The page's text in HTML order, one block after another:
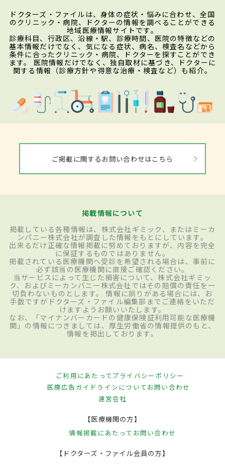
ドクターズ・ファイルは、身体の症状・悩みに合わせ、全国
のクリニック・病院、ドクターの情報を調べることができる
地域医療情報サイトです。
診療科目、行政区、沿線・駅、診療時間、医院の特徴などの
基本情報だけでなく、気になる症状、病名、検査名などから
条件に合ったクリニック・病院、ドクターを探すことができ
ます。 医院情報だけでなく、独自取材に基づき、ドクターに
関する情報（診療方針や得意な治療・検査など）も紹介。
ご掲載に関するお問い合わせはこちら
掲載情報について
掲載している各種情報は、株式会社ギミック、またはミーカ
ンパニー株式会社が調査した情報をもとにしています。
出来るだけ正確な情報掲載に努めておりますが、内容を完全
に保証するものではありません。
掲載されている医療機関へ受診を希望される場合は、事前に
必ず該当の医療機関に直接ご確認ください。
当サービスによって生じた損害について、株式会社ギミッ
ク、およびミーカンパニー株式会社ではその賠償の責任を一
切負わないものとします。 情報に誤りがある場合には、お
手数ですがドクターズ・ファイル編集部までご連絡をいただ
けますようお願いいたします。
なお、「マイナンバーカードの健康保険証利用可能な医療機
関」の情報につきましては、厚生労働省の情報提供のもと、
情報を掲出しております。
ご利用にあたってプライバシーポリシー
医療広告ガイドラインについてお問い合わせ
運営会社
【医療機関の方】
情報掲載にあたって お問い合わせ
【ドクターズ・ファイル会員の方】